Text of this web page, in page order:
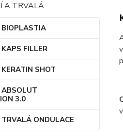
A TRVALÁ
BIOPLASTIA
FILLER
SHOT
ABSOLUT
3.0
ONDULACE